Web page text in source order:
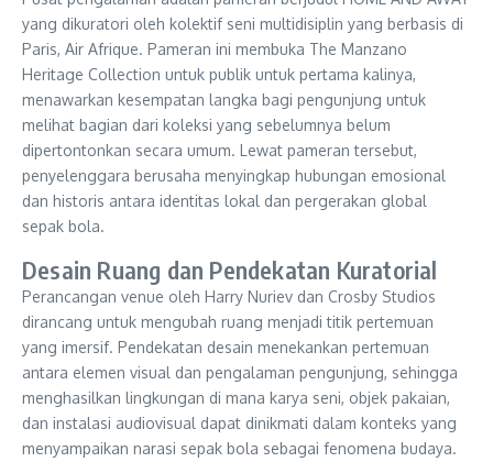
yang dikuratori oleh kolektif seni multidisiplin yang berbasis di
Paris, Air Afrique. Pameran ini membuka The Manzano
Heritage Collection untuk publik untuk pertama kalinya,
menawarkan kesempatan langka bagi pengunjung untuk
melihat bagian dari koleksi yang sebelumnya belum
dipertontonkan secara umum. Lewat pameran tersebut,
penyelenggara berusaha menyingkap hubungan emosional
dan historis antara identitas lokal dan pergerakan global
sepak bola.
Desain Ruang dan Pendekatan Kuratorial
Perancangan venue oleh Harry Nuriev dan Crosby Studios
dirancang untuk mengubah ruang menjadi titik pertemuan
yang imersif. Pendekatan desain menekankan pertemuan
antara elemen visual dan pengalaman pengunjung, sehingga
menghasilkan lingkungan di mana karya seni, objek pakaian,
dan instalasi audiovisual dapat dinikmati dalam konteks yang
menyampaikan narasi sepak bola sebagai fenomena budaya.